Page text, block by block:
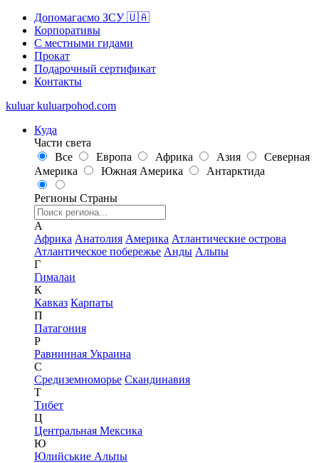
Допомагаємо ЗСУ 🇺🇦
Корпоративы
С местными гидами
Прокат
Подарочный сертификат
Контакты
kuluar kuluarpohod.com
Куда
Части света
Все
Европа Африка Азия
Северная
Америка
Южная Америка Антарктида
Регионы Страны
А
Африка Анатолия Америка Атлантические острова
Атлантическое побережье Анды Альпы
Г
Гималаи
К
Кавказ Карпаты
П
Патагония
Р
Равнинная Украина
С
Средиземноморье Скандинавия
Т
Тибет
Ц
Центральная Мексика
Ю
Юлийськие Альпы